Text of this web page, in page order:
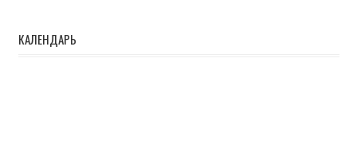
КАЛЕНДАРЬ